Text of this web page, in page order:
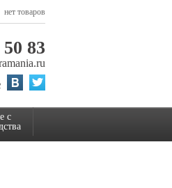
нет товаров
83
с